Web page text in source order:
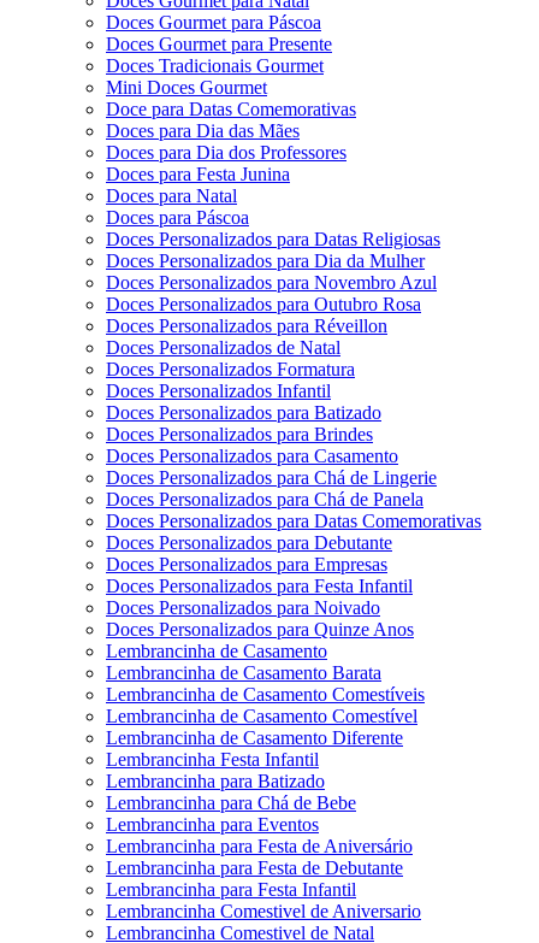
Doces Gourmet para Páscoa
Doces Gourmet para Presente
Doces Tradicionais Gourmet
Mini Doces Gourmet
Doce para Datas Comemorativas
Doces para Dia das Mães
Doces para Dia dos Professores
Doces para Festa Junina
Doces para Natal
Doces para Páscoa
Doces Personalizados para Datas Religiosas
Doces Personalizados para Dia da Mulher
Doces Personalizados para Novembro Azul
Doces Personalizados para Outubro Rosa
Doces Personalizados para Réveillon
Doces Personalizados de Natal
Doces Personalizados Formatura
Doces Personalizados Infantil
Doces Personalizados para Batizado
Doces Personalizados para Brindes
Doces Personalizados para Casamento
Doces Personalizados para Chá de Lingerie
Doces Personalizados para Chá de Panela
Doces Personalizados para Datas Comemorativas
Doces Personalizados para Debutante
Doces Personalizados para Empresas
Doces Personalizados para Festa Infantil
Doces Personalizados para Noivado
Doces Personalizados para Quinze Anos
Lembrancinha de Casamento
Lembrancinha de Casamento Barata
Lembrancinha de Casamento Comestíveis
Lembrancinha de Casamento Comestível
Lembrancinha de Casamento Diferente
Lembrancinha Festa Infantil
Lembrancinha para Batizado
Lembrancinha para Chá de Bebe
Lembrancinha para Eventos
Lembrancinha para Festa de Aniversário
Lembrancinha para Festa de Debutante
Lembrancinha para Festa Infantil
Lembrancinha Comestivel de Aniversario
Lembrancinha Comestivel de Natal